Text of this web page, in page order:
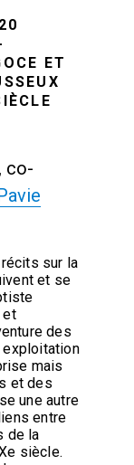
ET
, co-
sur la
et se
et
des
exploitation
mais
et des
une autre
entre
de la
siècle.